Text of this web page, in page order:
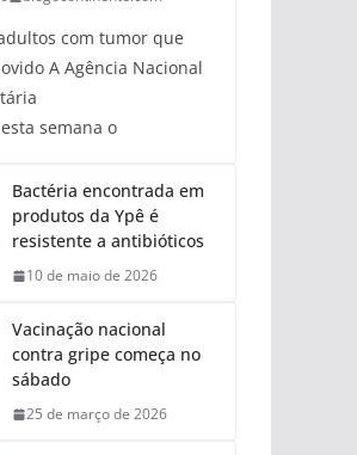
com tumor que
A Agência Nacional
semana o
Bactéria encontrada em
produtos da Ypê é
resistente a antibióticos
10 de maio de 2026
Vacinação nacional
contra gripe começa no
sábado
25 de março de 2026